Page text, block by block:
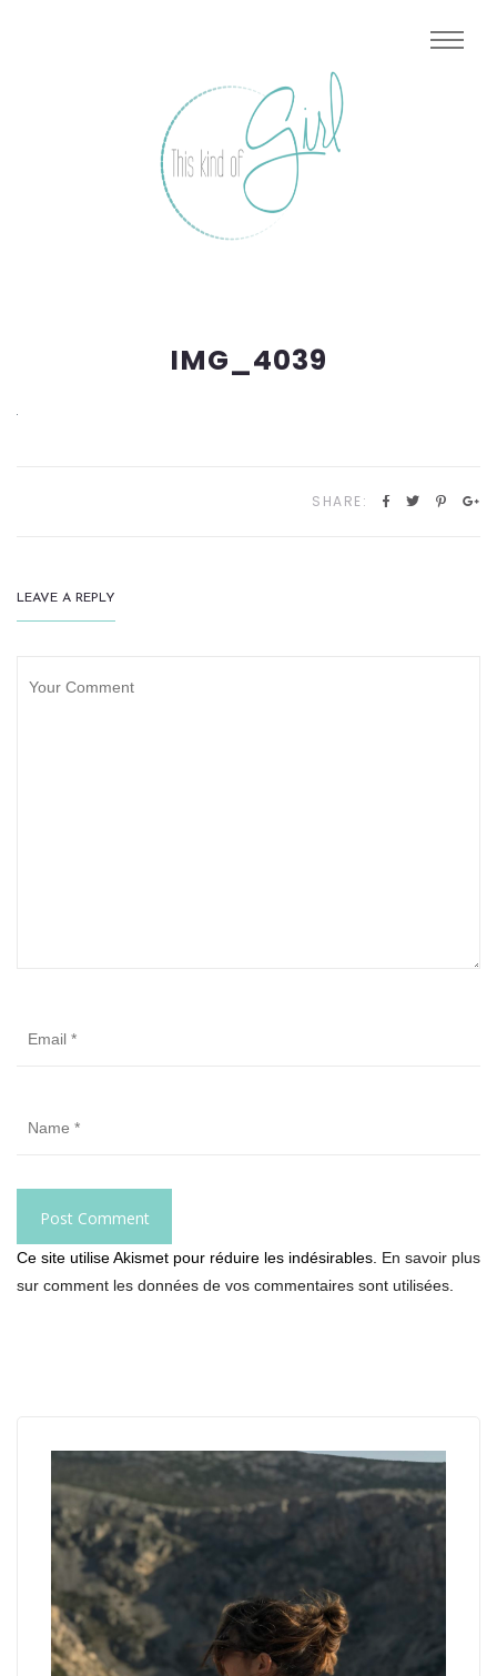
IMG_4039
SHARE:
LEAVE A REPLY
Ce site utilise Akismet pour réduire les indésirables. En savoir plus
sur comment les données de vos commentaires sont utilisées